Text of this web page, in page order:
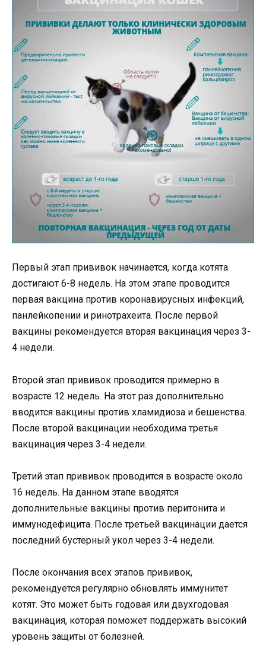
Первый этап прививок начинается, когда котята
достигают 6-8 недель. На этом этапе проводится
первая вакцина против коронавирусных инфекций,
панлейкопении и ринотрахеита. После первой
вакцины рекомендуется вторая вакцинация через 3-
4 недели.
Второй этап прививок проводится примерно в
возрасте 12 недель. На этот раз дополнительно
вводится вакцины против хламидиоза и бешенства.
После второй вакцинации необходима третья
вакцинация через 3-4 недели.
Третий этап прививок проводится в возрасте около
16 недель. На данном этапе вводятся
дополнительные вакцины против перитонита и
иммунодефицита. После третьей вакцинации дается
последний бустерный укол через 3-4 недели.
После окончания всех этапов прививок,
рекомендуется регулярно обновлять иммунитет
котят. Это может быть годовая или двухгодовая
вакцинация, которая поможет поддержать высокий
уровень защиты от болезней.